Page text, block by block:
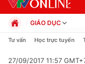
GIÁO DỤC
Chính trị
Tư vấn Học trực tuyến
27/09/2017 11:57